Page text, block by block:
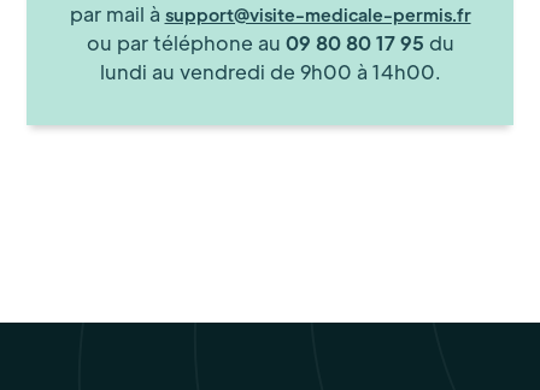
par mail à support@visite-medicale-permis.fr
ou par téléphone au 09 80 80 17 95 du
lundi au vendredi de 9h00 à 14h00.